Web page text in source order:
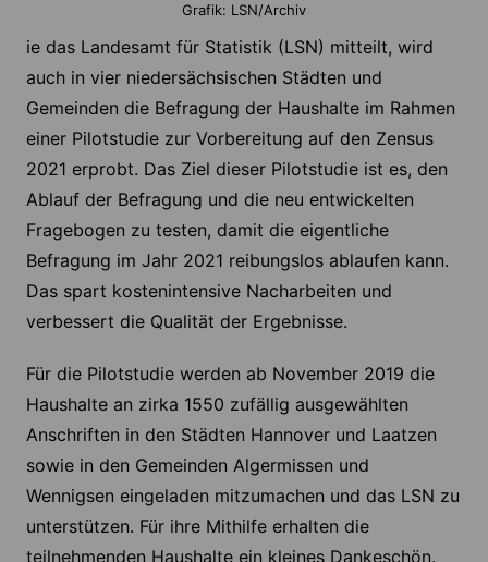
Grafik: LSN/Archiv
ie das Landesamt für Statistik (LSN) mitteilt, wird
auch in vier niedersächsischen Städten und
Gemeinden die Befragung der Haushalte im Rahmen
einer Pilotstudie zur Vorbereitung auf den Zensus
2021 erprobt. Das Ziel dieser Pilotstudie ist es, den
Ablauf der Befragung und die neu entwickelten
Fragebogen zu testen, damit die eigentliche
Befragung im Jahr 2021 reibungslos ablaufen kann.
Das spart kostenintensive Nacharbeiten und
verbessert die Qualität der Ergebnisse.
Für die Pilotstudie werden ab November 2019 die
Haushalte an zirka 1550 zufällig ausgewählten
Anschriften in den Städten Hannover und Laatzen
sowie in den Gemeinden Algermissen und
Wennigsen eingeladen mitzumachen und das LSN zu
unterstützen. Für ihre Mithilfe erhalten die
teilnehmenden Haushalte ein kleines Dankeschön.